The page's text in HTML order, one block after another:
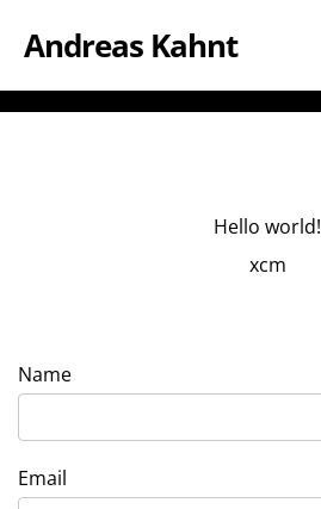
Andreas Kahnt
Hello world!
xcm
Name
Email